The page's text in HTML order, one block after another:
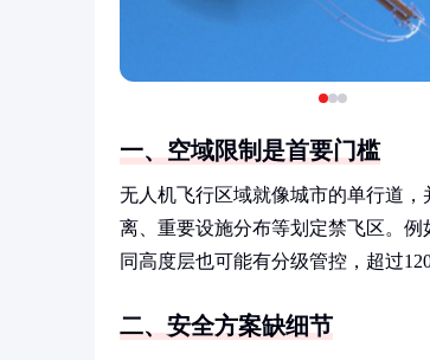
一、空域限制是首要门槛
无人机飞行区域就像城市的单行道
离、重要设施分布等划定禁飞区。
同高度层也可能有分级管控，超过
二、安全方案缺细节